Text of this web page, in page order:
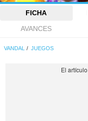
FICHA
AVANCES
VANDAL JUEGOS